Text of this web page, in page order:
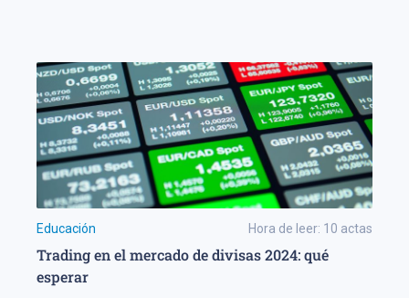
Educación Hora de leer: 10 actas
Trading en el mercado de divisas 2024: qué
esperar